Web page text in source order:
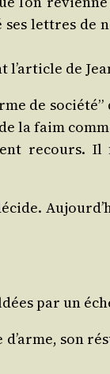
lettres
de
de
la faim
recours.
par un
son